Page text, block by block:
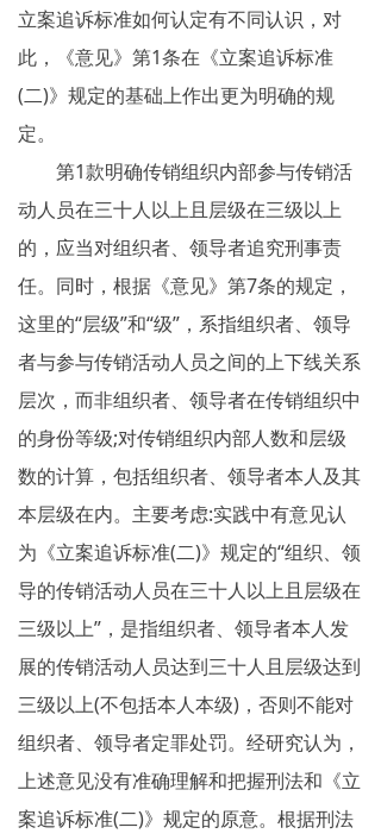
立案追诉标准如何认定有不同认识，对
此，《意见》第1条在《立案追诉标准
(二)》规定的基础上作出更为明确的规
定。
第1款明确传销组织内部参与传销活
动人员在三十人以上且层级在三级以上
的，应当对组织者、领导者追究刑事责
任。同时，根据《意见》第7条的规定，
这里的“层级”和“级”，系指组织者、领导
者与参与传销活动人员之间的上下线关系
层次，而非组织者、领导者在传销组织中
的身份等级;对传销组织内部人数和层级
数的计算，包括组织者、领导者本人及其
本层级在内。主要考虑:实践中有意见认
为《立案追诉标准(二)》规定的“组织、领
导的传销活动人员在三十人以上且层级在
三级以上”，是指组织者、领导者本人发
展的传销活动人员达到三十人且层级达到
三级以上(不包括本人本级)，否则不能对
组织者、领导者定罪处罚。经研究认为，
上述意见没有准确理解和把握刑法和《立
案追诉标准(二)》规定的原意。根据刑法